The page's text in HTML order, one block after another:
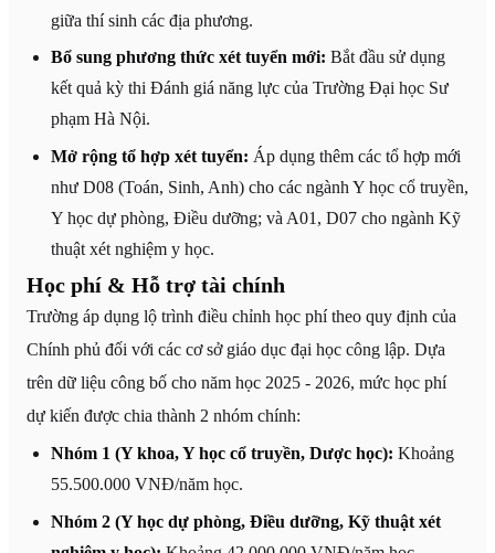
giữa thí sinh các địa phương.
Bổ sung phương thức xét tuyển mới: Bắt đầu sử dụng
kết quả kỳ thi Đánh giá năng lực của Trường Đại học Sư
phạm Hà Nội.
Mở rộng tổ hợp xét tuyển: Áp dụng thêm các tổ hợp mới
như D08 (Toán, Sinh, Anh) cho các ngành Y học cổ truyền,
Y học dự phòng, Điều dưỡng; và A01, D07 cho ngành Kỹ
thuật xét nghiệm y học.
Học phí & Hỗ trợ tài chính
Trường áp dụng lộ trình điều chỉnh học phí theo quy định của
Chính phủ đối với các cơ sở giáo dục đại học công lập. Dựa
trên dữ liệu công bố cho năm học 2025 - 2026, mức học phí
dự kiến được chia thành 2 nhóm chính:
Nhóm 1 (Y khoa, Y học cổ truyền, Dược học): Khoảng
55.500.000 VNĐ/năm học.
Nhóm 2 (Y học dự phòng, Điều dưỡng, Kỹ thuật xét